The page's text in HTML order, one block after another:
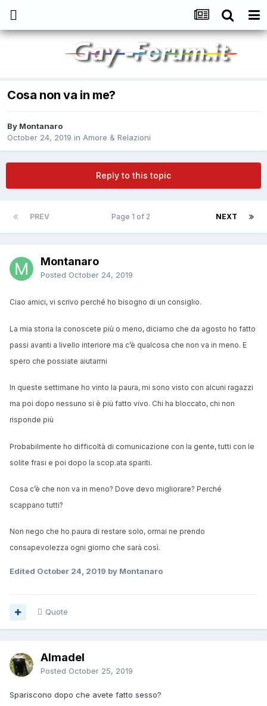
Cosa non va in me?
By Montanaro
October 24, 2019 in Amore & Relazioni
Reply to this topic
PREV NEXT
Page 1 of 2
Montanaro
Posted October 24, 2019
Ciao amici, vi scrivo perché ho bisogno di un consiglio.
La mia storia la conoscete più o meno, diciamo che da agosto ho fatto
passi avanti a livello interiore ma c’è qualcosa che non va in meno. E
spero che possiate aiutarmi
In queste settimane ho vinto la paura, mi sono visto con alcuni ragazzi
ma poi dopo nessuno si è più fatto vivo. Chi ha bloccato, chi non
risponde più
Probabilmente ho difficoltà di comunicazione con la gente, tutti con le
solite frasi e poi dopo la scop.ata spariti.
Cosa c’è che non va in meno? Dove devo migliorare? Perché
scappano tutti?
Non nego che ho paura di restare solo, ormai ne prendo
consapevolezza ogni giorno che sarà così.
Edited October 24, 2019 by Montanaro
Quote
Almadel
Posted October 25, 2019
Spariscono dopo che avete fatto sesso?